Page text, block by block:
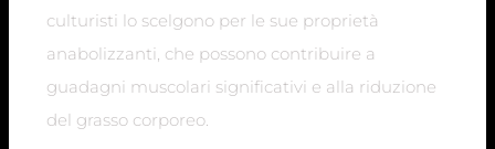
culturisti lo scelgono per le sue proprietà
anabolizzanti, che possono contribuire a
guadagni muscolari significativi e alla riduzione
del grasso corporeo.